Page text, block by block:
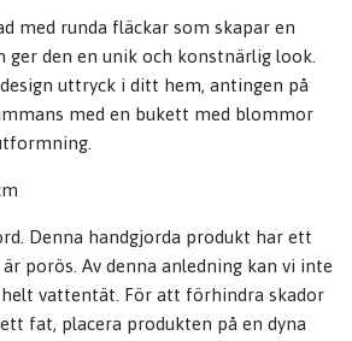
med runda fläckar som skapar en
ger den en unik och konstnärlig look.
uttryck i ditt hem, antingen på
med en bukett med blommor
Denna handgjorda produkt har ett
porös. Av denna anledning kan vi inte
vattentät. För att förhindra skador
fat, placera produkten på en dyna